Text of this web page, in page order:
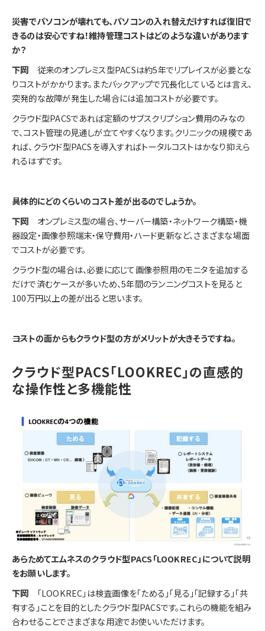
――災害でパソコンが壊れても、パソコンの入れ替えだけすれば復旧で
きるのは安心ですね！維持管理コストはどのような違いがあります
か？
下岡 従来のオンプレミス型PACSは約5年でリプレイスが必要とな
りコストがかかります。またバックアップで冗長化しているとは言え、
突発的な故障が発生した場合には追加コストが必要です。
クラウド型PACSであれば定額のサブスクリプション費用のみなの
で、コスト管理の見通しが立てやすくなります。クリニックの規模であ
れば、クラウド型PACSを導入すればトータルコストはかなり抑えら
れるはずです。
――具体的にどのくらいのコスト差が出るのでしょうか。
下岡 オンプレミス型の場合、サーバー構築・ネットワーク構築・機
器設定・画像参照端末・保守費用・ハード更新など、さまざまな場面
でコストが必要です。
クラウド型の場合は、必要に応じて画像参照用のモニタを追加する
だけで済むケースが多いため、5年間のランニングコストを見ると
100万円以上の差が出ると思います。
――コストの面からもクラウド型の方がメリットが大きそうですね。
クラウド型PACS「LOOKREC」の直感的
な操作性と多機能性
――あらためてエムネスのクラウド型PACS「LOOKREC」について説明
をお願いします。
下岡
「LOOKREC」は検査画像を「ためる」「見る」「記録する」「共
有する」ことを目的としたクラウド型PACSです。これらの機能を組み
合わせることでさまざまな用途でお使いいただけます。